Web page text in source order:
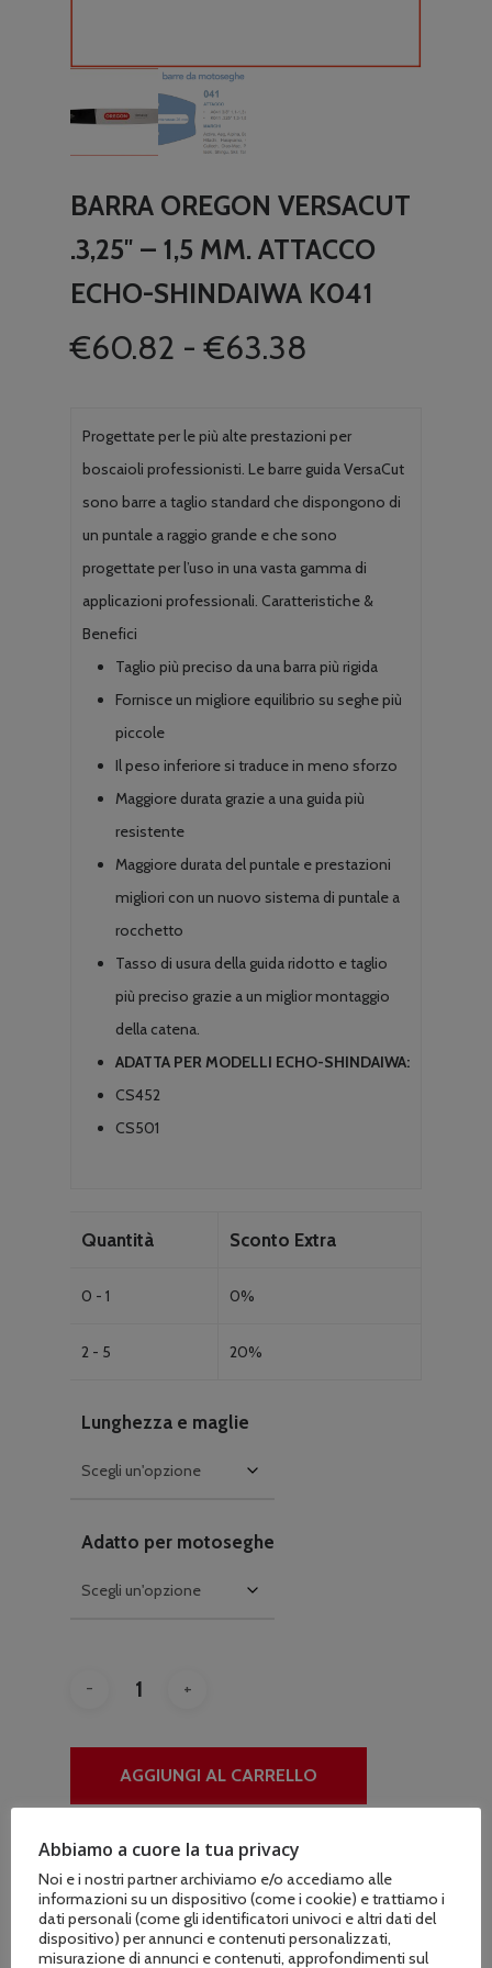
BARRA OREGON VERSACUT
.3,25″ – 1,5 MM. ATTACCO
ECHO-SHINDAIWA K041
€60.82 - €63.38
da
€60.82
a
€63.38
Progettate per le più alte prestazioni per
boscaioli professionisti. Le barre guida VersaCut
sono barre a taglio standard che dispongono di
un puntale a raggio grande e che sono
progettate per l’uso in una vasta gamma di
applicazioni professionali. Caratteristiche &
Benefici
Taglio più preciso da una barra più rigida
Fornisce un migliore equilibrio su seghe più
piccole
Il peso inferiore si traduce in meno sforzo
Maggiore durata grazie a una guida più
resistente
Maggiore durata del puntale e prestazioni
migliori con un nuovo sistema di puntale a
rocchetto
Tasso di usura della guida ridotto e taglio
più preciso grazie a un miglior montaggio
della catena.
ADATTA PER MODELLI ECHO-SHINDAIWA:
CS452
CS501
Quantità Sconto Extra
0 - 1 0%
2 - 5 20%
Lunghezza e maglie
Adatto per motoseghe
AGGIUNGI AL CARRELLO
COD:N/A
Abbiamo a cuore la tua privacy
Noi e i nostri partner archiviamo e/o accediamo alle
informazioni su un dispositivo (come i cookie) e trattiamo i
dati personali (come gli identificatori univoci e altri dati del
dispositivo) per annunci e contenuti personalizzati,
misurazione di annunci e contenuti, approfondimenti sul